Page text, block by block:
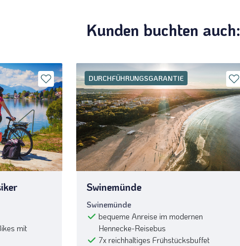
Kunden buchten auch:
mit
DURCHFÜHRUNGSGARANTIE
Swinemünde
Swinemünde
bequeme Anreise im modernen
Hennecke-Reisebus
7x reichhaltiges Frühstücksbuffet